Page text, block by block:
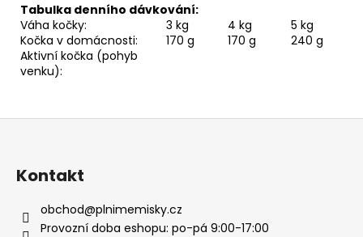
Tabulka denního dávkování:
Váha kočky:
3 kg 4 kg
5 kg
Kočka v domácnosti:
170 g 170 g
240 g
Aktivní kočka (pohyb
venku):
Z
Kontakt
obchod@plnimemisky.cz
Provozní doba eshopu: po-pá 9:00-17:00